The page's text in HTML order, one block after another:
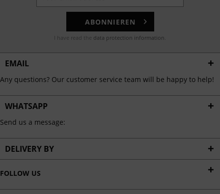
ABONNIEREN
I have read the data protection information.
EMAIL
Any questions? Our customer service team will be happy to help!
WHATSAPP
Send us a message:
DELIVERY BY
FOLLOW US